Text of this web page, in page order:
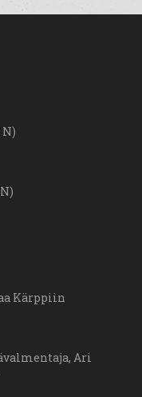
N)
Kärppiin
Ari